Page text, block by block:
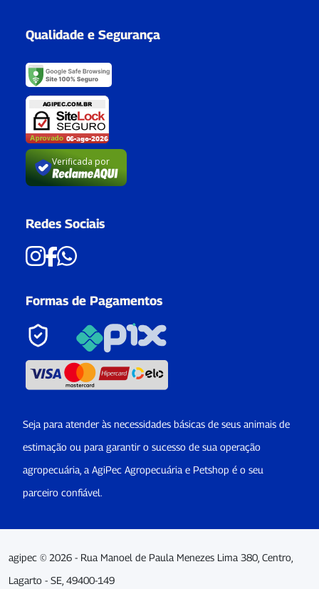
Qualidade e Segurança
Verificada por
Redes Sociais
Formas de Pagamentos
Seja para atender às necessidades básicas de seus animais de
estimação ou para garantir o sucesso de sua operação
agropecuária, a AgiPec Agropecuária e Petshop é o seu
parceiro confiável.
agipec © 2026 - Rua Manoel de Paula Menezes Lima 380, Centro,
Lagarto - SE, 49400-149